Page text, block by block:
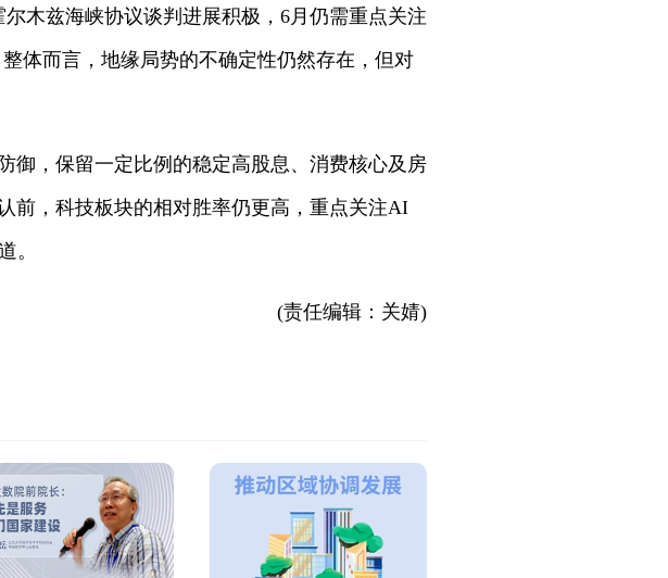
木兹海峡协议谈判进展积极，6月仍需重点关注
体而言，地缘局势的不确定性仍然存在，但对
御，保留一定比例的稳定高股息、消费核心及房
前，科技板块的相对胜率仍更高，重点关注AI
。
(责任编辑：关婧)